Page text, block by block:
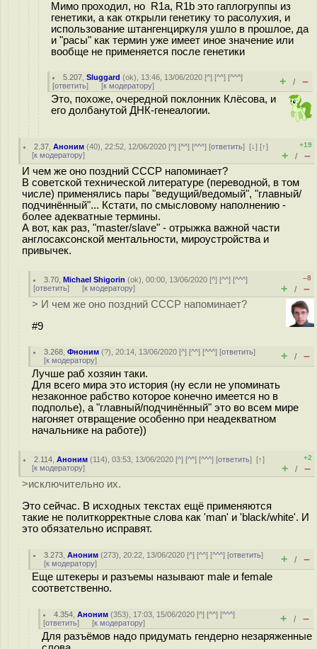
Мимо проходил, но R1a, R1b это гаплогруппы из
генетики, а как открыли генетику то расолухия, и
использование штангенциркуля ушло в прошлое, да
и "расы" как термин уже имеет иное значение или
вообще не применяется после генетики
5.207 ,Sluggard (ok), 13:46, 13/06/2020 [^] [^^] [^^^]
[ответить] [к модератору] + / –
Это, похоже, очередной поклонник Клёсова, и
его долбанутой ДНК-генеалогии.
2.37 ,Аноним (40), 22:52, 12/06/2020 [^] [^^] [^^^] [ответить][↓] [↑]
[к модератору]
+19
+ / –
И чем же оно поздний СССР напоминает?
В советской технической литературе (переводной, в том
числе) применялись пары "ведущий/ведомый", "главный/
подчинённый"... Кстати, по смысловому наполнению -
более адекватные термины.
А вот, как раз, "master/slave" - отрыжка важной части
англосаксонской ментальности, мироустройства и
привычек.
3.70 ,Michael Shigorin (ok), 00:00, 13/06/2020 [^] [^^] [^^^]
[ответить] [к модератору]
–8
+ / –
> И чем же оно поздний СССР напоминает?
#9
3.268 ,Фноним (?), 20:14, 13/06/2020 [^] [^^] [^^^] [ответить]
[к модератору] + / –
Лучше раб хозяин таки.
Для всего мира это история (ну если не упоминать
незаконное рабство которое конечно имеется но в
подполье), а "главный/подчинённый" это во всем мире
нагоняет отвращение особенно при неадекватном
начальнике на работе))
2.114 ,Аноним (114), 03:53, 13/06/2020 [^] [^^] [^^^] [ответить][↑]
[к модератору]
+2
+ / –
>исключительно их.
Это сейчас. В исходных текстах ещё применяются
такие не политкорректные слова как 'man' и 'black/white'. И
это обязательно исправят.
3.273 ,Аноним (273), 20:22, 13/06/2020 [^] [^^] [^^^] [ответить]
[к модератору] + / –
Еще штекеры и разъемы называют male и female
соответственно.
4.354 ,Аноним (353), 17:03, 15/06/2020 [^] [^^] [^^^]
[ответить] [к модератору] + / –
Для разъёмов надо придумать гендерно незаряженные